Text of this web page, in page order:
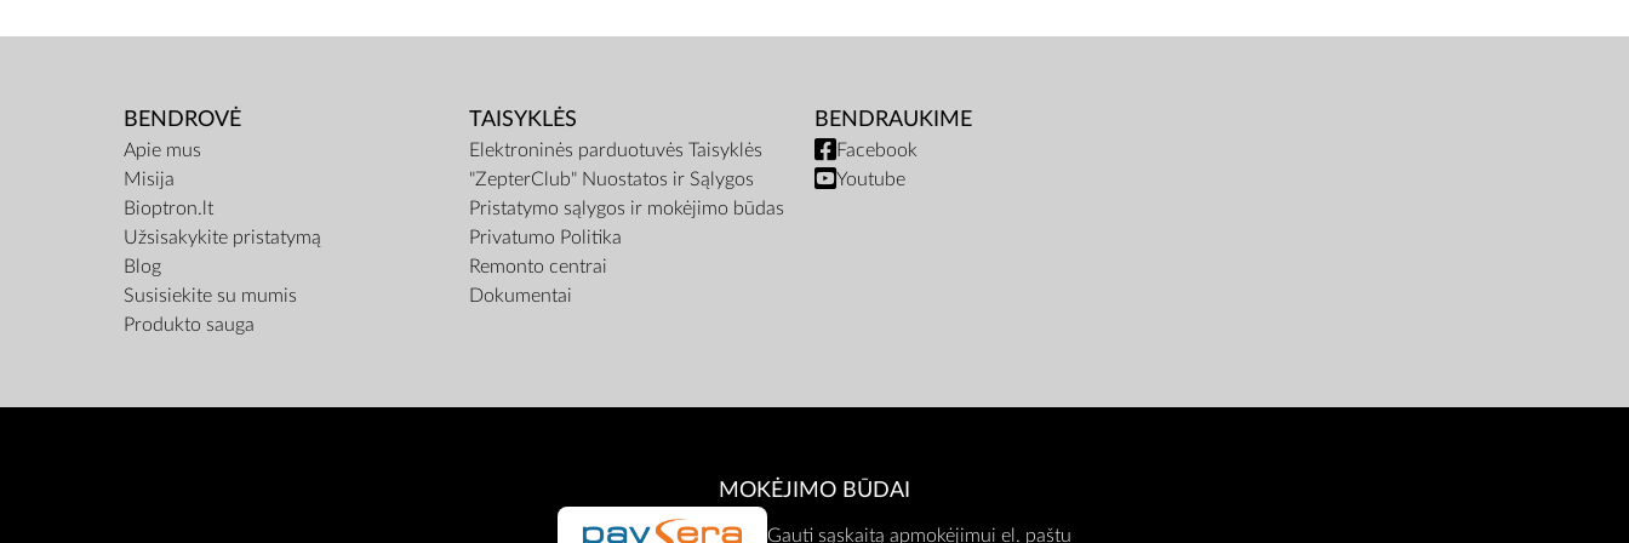
BENDROVĖ
Apie mus
Misija
Bioptron.lt
Užsisakykite pristatymą
Blog
Susisiekite su mumis
Produkto sauga
TAISYKLĖS
Elektroninės parduotuvės Taisyklės
"ZepterClub" Nuostatos ir Sąlygos
Pristatymo sąlygos ir mokėjimo būdas
Privatumo Politika
Remonto centrai
Dokumentai
BENDRAUKIME
Facebook
Youtube
MOKĖJIMO BŪDAI
Gauti sąskaitą apmokėjimui el. paštu